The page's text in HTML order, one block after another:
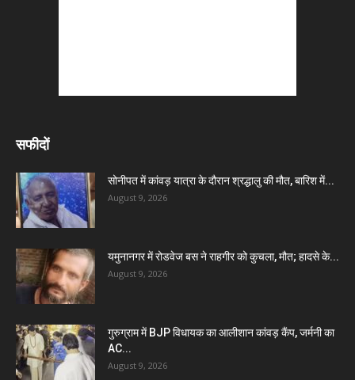
सफीदों
सोनीपत में कांवड़ यात्रा के दौरान श्रद्धालु की मौत, बारिश में...
August 9, 2026
यमुनानगर में रोडवेज बस ने राहगीर को कुचला, मौत; हादसे के...
August 9, 2026
गुरुग्राम में BJP विधायक का आलीशान कांवड़ कैंप, जर्मनी का
AC...
August 9, 2026